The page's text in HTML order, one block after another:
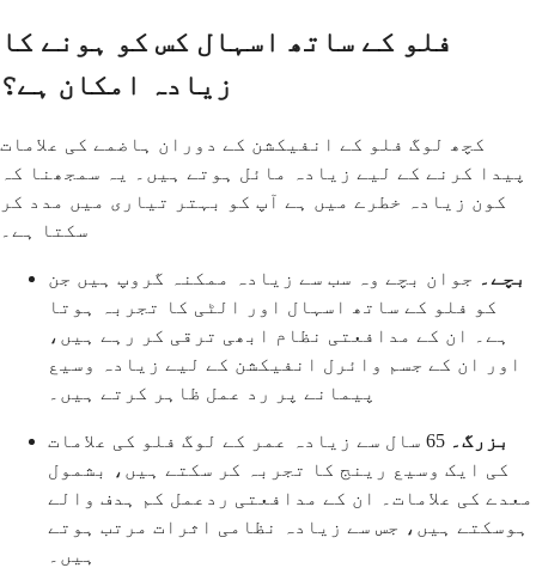
فلو کے ساتھ اسہال کس کو ہونے کا
زیادہ امکان ہے؟
کچھ لوگ فلو کے انفیکشن کے دوران ہاضمے کی علامات
پیدا کرنے کے لیے زیادہ مائل ہوتے ہیں۔ یہ سمجھنا کہ
کون زیادہ خطرے میں ہے آپ کو بہتر تیاری میں مدد کر
سکتا ہے۔
بچے۔ جوان بچے وہ سب سے زیادہ ممکنہ گروپ ہیں جن
کو فلو کے ساتھ اسہال اور الٹی کا تجربہ ہوتا
ہے۔ ان کے مدافعتی نظام ابھی ترقی کر رہے ہیں،
اور ان کے جسم وائرل انفیکشن کے لیے زیادہ وسیع
پیمانے پر رد عمل ظاہر کرتے ہیں۔
بزرگ۔
65 سال سے زیادہ عمر کے لوگ فلو کی علامات
کی ایک وسیع رینج کا تجربہ کر سکتے ہیں، بشمول
معدے کی علامات۔ ان کے مدافعتی ردعمل کم ہدف والے
ہوسکتے ہیں، جس سے زیادہ نظامی اثرات مرتب ہوتے
ہیں۔